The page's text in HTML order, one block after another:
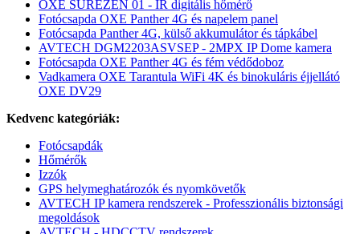
OXE SUREZEN 01 - IR digitális hőmérő
Fotócsapda OXE Panther 4G és napelem panel
Fotócsapda Panther 4G, külső akkumulátor és tápkábel
AVTECH DGM2203ASVSEP - 2MPX IP Dome kamera
Fotócsapda OXE Panther 4G és fém védődoboz
Vadkamera OXE Tarantula WiFi 4K és binokuláris éjjellátó
OXE DV29
Kedvenc kategóriák:
Fotócsapdák
Hőmérők
Izzók
GPS helymeghatározók és nyomkövetők
AVTECH IP kamera rendszerek - Professzionális biztonsági
megoldások